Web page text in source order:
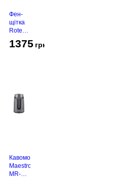
Фен-
щітка
Rotex
490-T
1375 грн
Кавомолка
Maestro
MR-